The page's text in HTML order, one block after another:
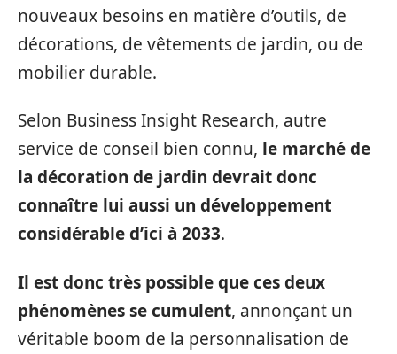
nouveaux besoins en matière d’outils, de
décorations, de vêtements de jardin, ou de
mobilier durable.
Selon Business Insight Research, autre
service de conseil bien connu, le marché de
la décoration de jardin devrait donc
connaître lui aussi un développement
considérable d’ici à 2033.
Il est donc très possible que ces deux
phénomènes se cumulent, annonçant un
véritable boom de la personnalisation de